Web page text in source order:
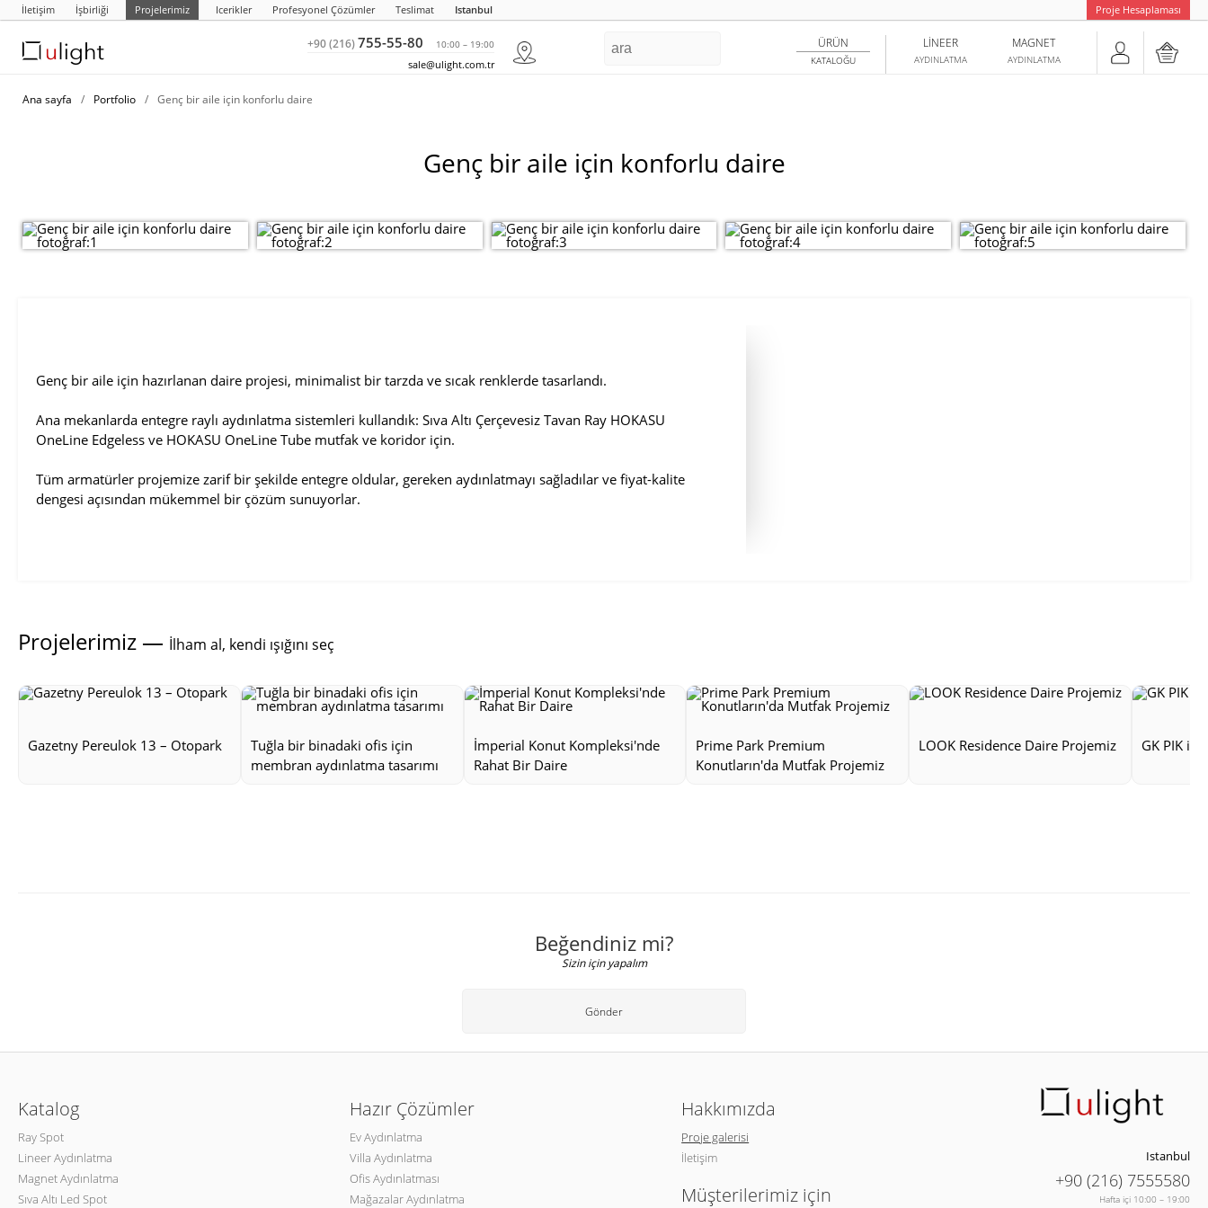
İletişim İşbirliği Projelerimiz Icerikler Profesyonel Çözümler Teslimat Istanbul Proje Hesaplaması
+90 (216)755-55-80 10:00 – 19:00
sale@ulight.com.tr
MAGNET
AYDINLATMA
LINEER
AYDINLATMA
ÜRÜN
KATALOĞU
Ana sayfa / Portfolio / Genç bir aile için konforlu daire
Genç bir aile için konforlu daire
Genç bir aile için hazırlanan daire projesi, minimalist bir tarzda ve sıcak renklerde tasarlandı.
Ana mekanlarda entegre raylı aydınlatma sistemleri kullandık: Sıva Altı Çerçevesiz Tavan Ray HOKASU
OneLine Edgeless ve HOKASU OneLine Tube mutfak ve koridor için.
Tüm armatürler projemize zarif bir şekilde entegre oldular, gereken aydınlatmayı sağladılar ve fiyat-kalite
dengesi açısından mükemmel bir çözüm sunuyorlar.
Projelerimiz — İlham al, kendi ışığını seç
Gazetny Pereulok 13 – Otopark
Tuğla bir binadaki ofis için
membran aydınlatma tasarımı
İmperial Konut Kompleksi'nde
Rahat Bir Daire
Prime Park Premium
Konutların'da Mutfak Projemiz
LOOK Residence Daire Projemiz GK PIK
Beğendiniz mi?
Sizin için yapalım
Gönder
Katalog
Ray Spot
Lineer Aydınlatma
Magnet Aydınlatma
Sıva Altı Led Spot
Hazır Çözümler
Ev Aydınlatma
Villa Aydınlatma
Ofis Aydınlatması
Mağazalar Aydınlatma
Hakkımızda
Proje galerisi
İletişim
Müşterilerimiz için
Istanbul
+90 (216) 7555580
Hafta içi 10:00 – 19:00